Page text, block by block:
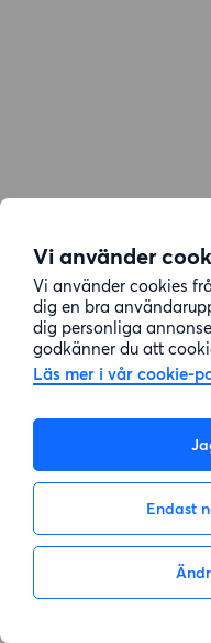
Vi använder
Vi använder cookies
dig en bra
dig personliga
godkänner du att
Läs mer i vår cookie-
Endast